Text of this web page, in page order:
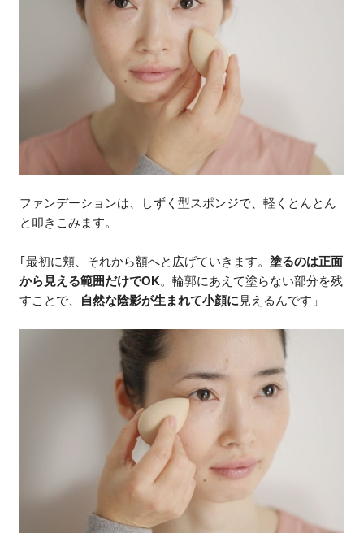
ファンデーションは、しずく型スポンジで、軽くとんとん
と叩きこみます。
｢最初に頬、それから額へと広げていきます。塗るのは正面
から見える範囲だけでOK。輪郭にあえて塗らない部分を残
すことで、
自然な陰影が生まれて小顔に 見えるんです」